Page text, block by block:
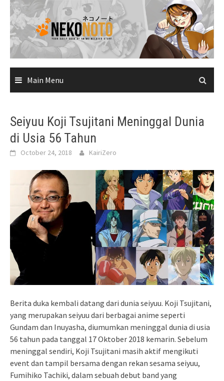
Skip
content
Main Menu
Seiyuu Koji Tsujitani Meninggal Dunia
di Usia 56 Tahun
October 24, 2018 KairiZero
Berita duka kembali datang dari dunia seiyuu. Koji Tsujitani,
yang merupakan seiyuu dari berbagai anime seperti
Gundam dan Inuyasha, diumumkan meninggal dunia di usia
56 tahun pada tanggal 17 Oktober 2018 kemarin. Sebelum
meninggal sendiri, Koji Tsujitani masih aktif mengikuti
event dan tampil bersama dengan rekan sesama seiyuu,
Fumihiko Tachiki, dalam sebuah debut band yang